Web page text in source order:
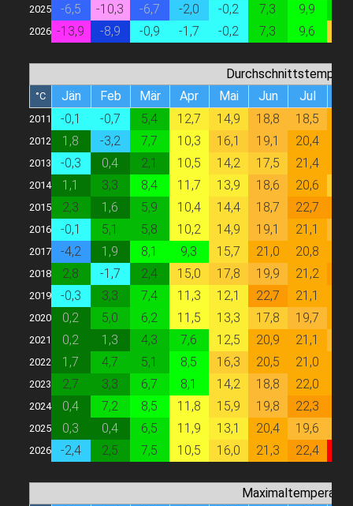
2025 -6,5 -10,3 -6,7 -2,0 -0,2 7,3 9,9
2026 -13,9 -8,9 -0,9 -1,7 -0,2 7,3 9,6
°C Jän Feb Mär Apr Mai Jun Jul
2011 -0,1 -0,7 5,4 12,7 14,9 18,8 18,5
2012 1,8 -3,2 7,7 10,3 16,1 19,1 20,4
2013 -0,3 0,4 2,1 10,5 14,2 17,5 21,4
2014 1,1 3,3 8,4 11,7 13,9 18,6 20,6
2015 2,3 1,6 5,9 10,4 14,4 18,7 22,7
2016 -0,1 5,1 5,8 10,2 14,9 19,1 21,1
2017 -4,2 1,9 8,1 9,3 15,7 21,0 20,8
2018 2,8 -1,7 2,4 15,0 17,8 19,9 21,2
2019 -0,3 3,3 7,4 11,3 12,1 22,7 21,1
2020 0,2 5,0 6,2 11,5 13,3 17,8 19,7
2021 0,2 1,3 4,3 7,6 12,5 20,9 21,1
2022 1,7 4,7 5,1 8,5 16,3 20,5 21,0
2023 2,7 3,3 6,7 8,1 14,2 18,8 22,0
2024 0,4 7,2 8,5 11,8 15,9 19,8 22,3
2025 0,3 0,4 6,5 11,9 13,1 20,4 19,6
2026 -2,4 2,5 7,5 10,5 16,0 21,3 22,4
Maximaltemperatur